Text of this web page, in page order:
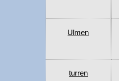
Ulmen
turren